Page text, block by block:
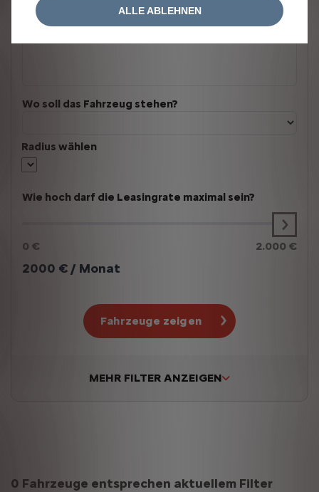
Welches Fahrzeug möchten Sie?
Wo soll das Fahrzeug stehen?
Radius wählen
Wie hoch darf die Leasingrate maximal sein?
0 € 2.000 €
2000 € / Monat
Fahrzeuge zeigen
MEHR FILTER ANZEIGEN
Suchergebnisse
0 Fahrzeuge entsprechen aktuellem Filter
ALLE ABLEHNEN